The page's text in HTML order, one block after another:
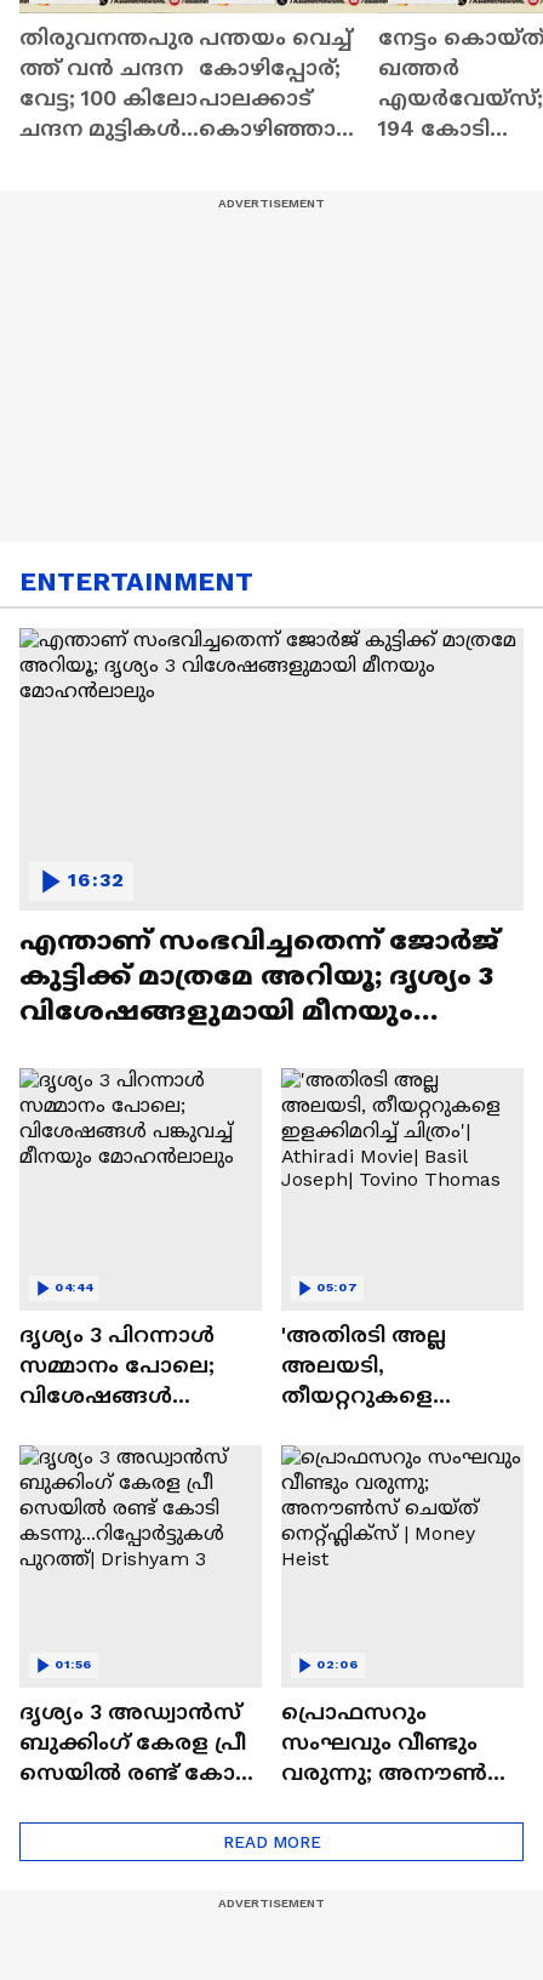
തിരുവനന്തപുര
ത്ത് വൻ ചന്ദന
വേട്ട; 100 കിലോ
ചന്ദന മുട്ടികൾ
പന്തയം വെച്ച്
കോഴിപ്പോര്;
പാലക്കാട്
കൊഴിഞ്ഞാമ്പാ
നേട്ടം
ഖത്തർ
എയർവേയ്സ്;
194 കോടി
ENTERTAINMENT
എന്താണ് സംഭവിച്ചതെന്ന് ജോർജ്
കുട്ടിക്ക് മാത്രമേ അറിയൂ; ദൃശ്യം 3
വിശേഷങ്ങളുമായി മീനയും
16:32
ദൃശ്യം 3 പിറന്നാൾ
സമ്മാനം പോലെ;
വിശേഷങ്ങൾ
മോഹൻലാലും
04:44
'അതിരടി അല്ല
അലയടി,
തീയറ്ററുകളെ
Athiradi Movie| Basil
Joseph| Tovino
Thomas
05:07
ദൃശ്യം 3 അഡ്വാൻസ്
ബുക്കിംഗ് കേരള പ്രീ
സെയില്‍ രണ്ട്‌ കോടി
ൾ പുറത്ത്| Drishyam
3
01:56
പ്രൊഫസറും
സംഘവും വീണ്ടും
വരുന്നു; അനൗൺസ്
Money Heist
02:06
READ MORE